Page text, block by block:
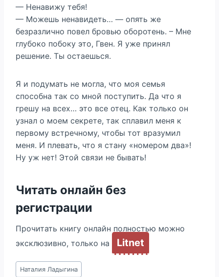
— Ненавижу тебя!
— Можешь ненавидеть… — опять же
безразлично повел бровью оборотень. – Мне
глубоко побоку это, Гвен. Я уже принял
решение. Ты остаешься.
Я и подумать не могла, что моя семья
способна так со мной поступить. Да что я
грешу на всех… это все отец. Как только он
узнал о моем секрете, так сплавил меня к
первому встречному, чтобы тот вразумил
меня. И плевать, что я стану «номером два»!
Ну уж нет! Этой связи не бывать!
Читать онлайн без
регистрации
Прочитать книгу онлайн полностью можно
эксклюзивно, только на
Litnet
Метки
Наталия Ладыгина